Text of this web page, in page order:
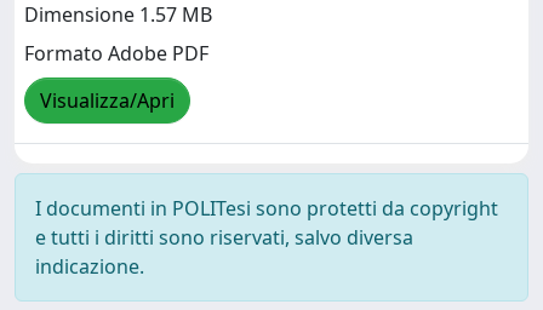
Dimensione 1.57 MB
Formato Adobe PDF
Visualizza/Apri
I documenti in POLITesi sono protetti da copyright
e tutti i diritti sono riservati, salvo diversa
indicazione.